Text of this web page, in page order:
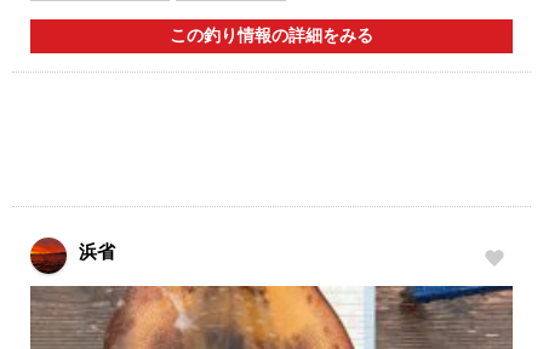
この釣り情報の詳細をみる
浜省